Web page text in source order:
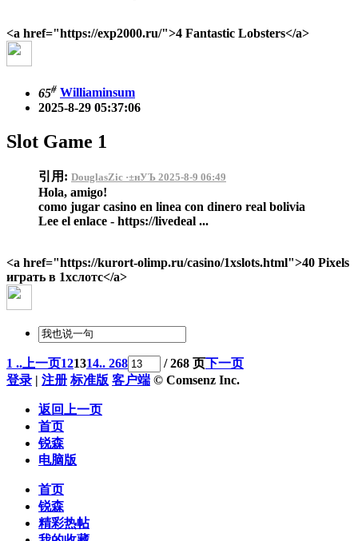
<a href="https://exp2000.ru/">4 Fantastic Lobsters</a>
65# Williaminsum
2025-8-29 05:37:06
Slot Game 1
引用: DouglasZic ·±нУЪ 2025-8-9 06:49
Hola, amigo!
como jugar casino en linea con dinero real bolivia
Lee el enlace - https://livedeal ...
<a href="https://kurort-olimp.ru/casino/1xslots.html">40 Pixels
играть в 1хслотс</a>
1 .. 上一页121314.. 268 / 268 页下一页
登录 | 注册 标准版 客户端 © Comsenz Inc.
返回上一页
首页
锐森
电脑版
首页
锐森
精彩热帖